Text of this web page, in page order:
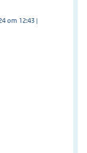
om 12:43 |